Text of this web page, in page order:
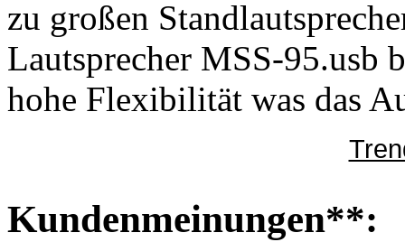
zu großen
Lautsprecher MSS-95.usb
hohe Flexibilität was das
Kundenmeinungen**: